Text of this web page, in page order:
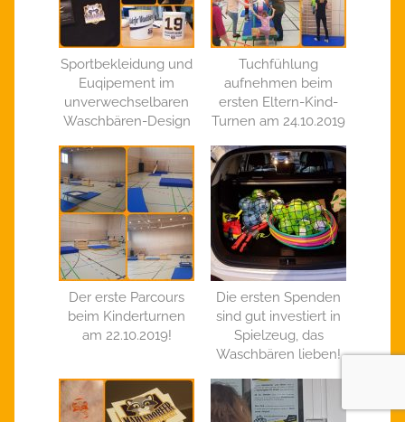
Sportbekleidung und
Euqipement im
unverwechselbaren
Waschbären-Design
Tuchfühlung
aufnehmen beim
ersten Eltern-Kind-
Turnen am 24.10.2019
Der erste Parcours
beim Kinderturnen
am 22.10.2019!
Die ersten Spenden
sind gut investiert in
Spielzeug, das
Waschbären lieben!